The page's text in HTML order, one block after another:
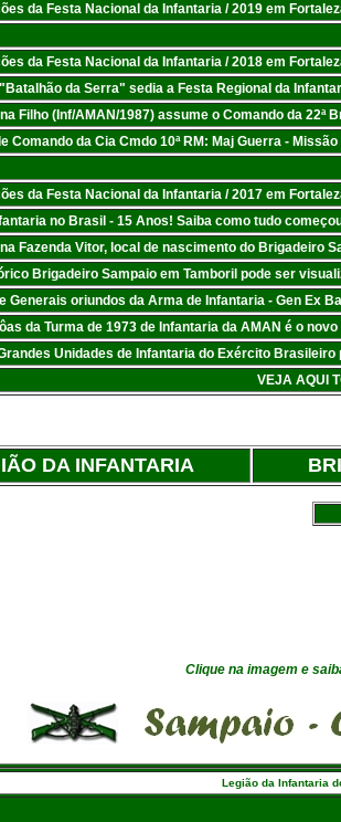
da Festa Nacional da Infantaria / 2019 em
da Festa Nacional da Infantaria / 2018 em
"Batalhão da Serra" sedia a Festa Regional da
Filho (Inf/AMAN/1987) assume o Comando da 22ª
Comando da Cia Cmdo 10ª RM: Maj Guerra -
da Festa Nacional da Infantaria / 2017 em
no Brasil - 15 Anos! Saiba como tudo
Fazenda Vitor, local de nascimento do Brigadeiro
Brigadeiro Sampaio em Tamboril pode ser
Generais oriundos da Arma de Infantaria - Gen Ex
da Turma de 1973 de Infantaria da AMAN é o
Unidades de Infantaria do Exército
VEJA AQUI
DA INFANTARIA
Clique na imagem e
Legião da Infantaria